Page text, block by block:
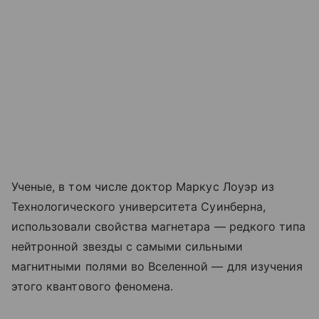
Ученые, в том числе доктор Маркус Лоуэр из
Технологического университета Суинберна,
использовали свойства магнетара — редкого типа
нейтронной звезды с самыми сильными
магнитными полями во Вселенной — для изучения
этого квантового феномена.